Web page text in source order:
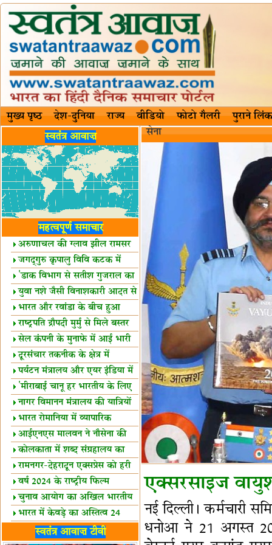
मुख्य पृष्ठ देश-दुनिया राज्य वीडियो फोटो गैलरी पुराने लिंक
स्वतंत्र आवाज़
महत्वपूर्ण समाचार
अरुणाचल की ग्लाव झील रामसर
स्थल घोषित
जगद्गुरु कृपालु विवि कटक में
शैक्षिक सत्र शुरू
'डाक विभाग से सतीश गुजराल का
रिश्ता गहरा'
युवा नशे जैसी विनाशकारी आदत से
दूर रहें-मोदी
भारत और रवांडा के बीच हुआ
व्यापार विस्तार
राष्ट्रपति द्रौपदी मुर्मु से मिले बस्तर
के प्रतिनिधि
सेल कंपनी के मुनाफे में आई भारी
उछाल!
दूरसंचार तकनीक के क्षेत्र में
उत्कृष्टता पुरस्कार
पर्यटन मंत्रालय और एयर इंडिया में
समझौता
'मीराबाई चानू हर भारतीय के लिए
प्रेरणा'
नागर विमानन मंत्रालय की यात्रियों
को सलाह
भारत रोमानिया में व्यापारिक
साझेदारियां
आईएनएस मालवन ने नौसेना की
ताकत बढ़ाई
कोलकाता में शब्द संग्रहालय का
उद्घाटन
रामनगर-देहरादून एक्सप्रेस को हरी
झंडीवर्ष 2024 के राष्ट्रीय फिल्म
पुरस्कारों की घोषणा
चुनाव आयोग का अखिल भारतीय
मीडिया सम्मेलन
भारत में केवड़े का अस्तित्‍व 24
लाख वर्ष!
लखनऊ में 'एक राष्ट्र एक चुनाव'
स्वतंत्र आवाज़ टीवी
सेना
एक्सरसाइज
नई दिल्ली। कर्मचारी
धनोआ ने 21 अगस्त